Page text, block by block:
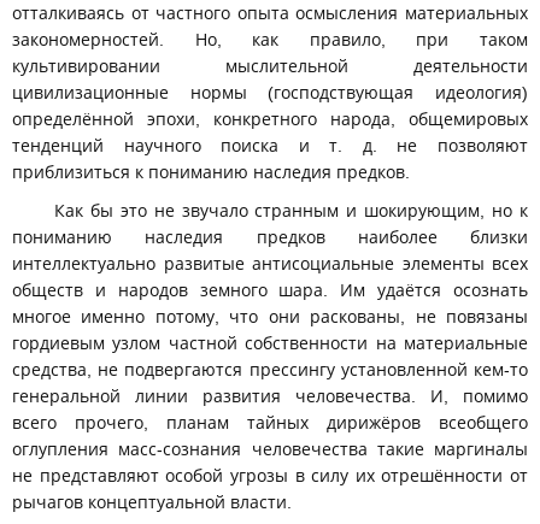
отталкиваясь от частного опыта осмысления материальных
закономерностей. Но, как правило, при таком
культивировании мыслительной деятельности
цивилизационные нормы (господствующая идеология)
определённой эпохи, конкретного народа, общемировых
тенденций научного поиска и т. д. не позволяют
приблизиться к пониманию наследия предков.
Как бы это не звучало странным и шокирующим, но к
пониманию наследия предков наиболее близки
интеллектуально развитые антисоциальные элементы всех
обществ и народов земного шара. Им удаётся осознать
многое именно потому, что они раскованы, не повязаны
гордиевым узлом частной собственности на материальные
средства, не подвергаются прессингу установленной кем-то
генеральной линии развития человечества. И, помимо
всего прочего, планам тайных дирижёров всеобщего
оглупления масс-сознания человечества такие маргиналы
не представляют особой угрозы в силу их отрешённости от
рычагов концептуальной власти.